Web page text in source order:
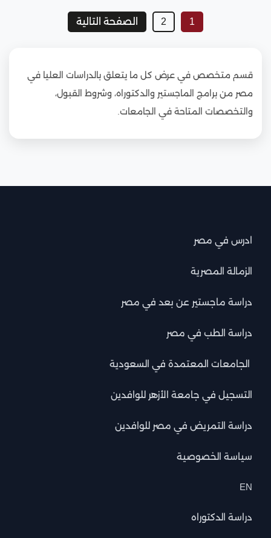
1
2 الصفحة التالية
قسم متخصص في عرض كل ما يتعلق بالدراسات العليا في
مصر من برامج الماجستير والدكتوراه، وشروط القبول،
والتخصصات المتاحة في الجامعات.
ادرس في مصر
الزمالة المصرية
دراسة ماجستير عن بعد في مصر
دراسة الطب في مصر
الجامعات المعتمدة في السعودية
التسجيل في جامعة الأزهر للوافدين
دراسة التمريض في مصر للوافدين
سياسة الخصوصية
EN
دراسة الدكتوراه